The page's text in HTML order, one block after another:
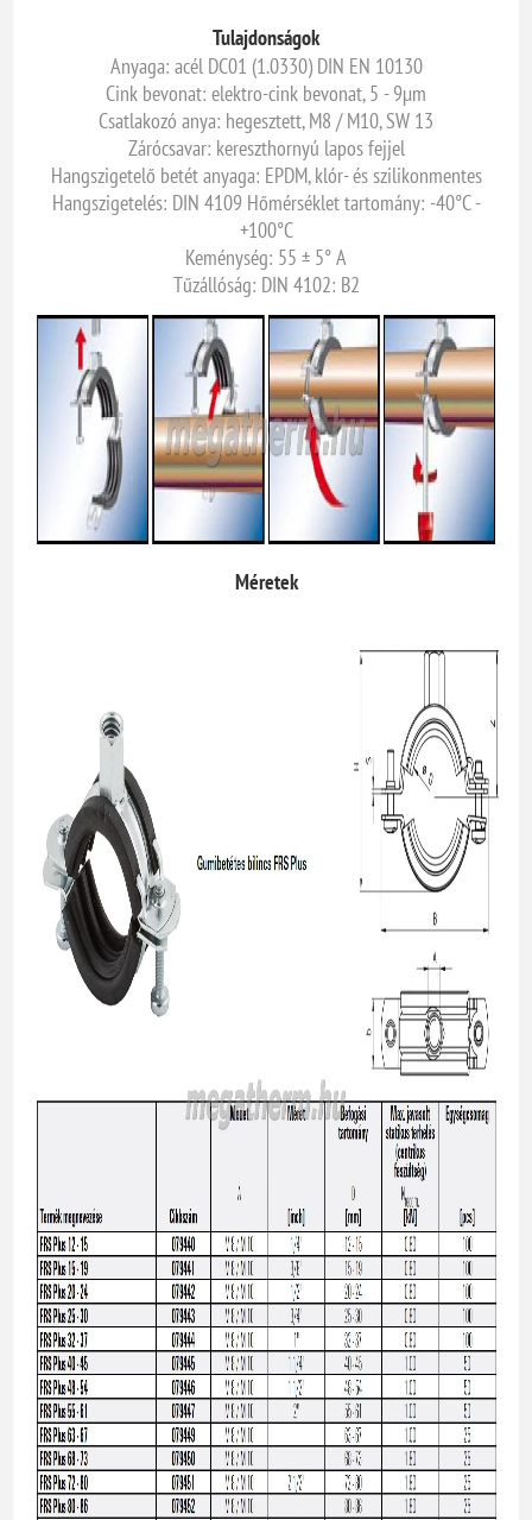
Tulajdonságok
Anyaga: acél DC01 (1.0330) DIN EN 10130
Cink bevonat: elektro-cink bevonat, 5 - 9µm
Csatlakozó anya: hegesztett, M8 / M10, SW 13
Zárócsavar: kereszthornyú lapos fejjel
Hangszigetelő betét anyaga: EPDM, klór- és szilikonmentes
Hangszigetelés: DIN 4109 Hőmérséklet tartomány: -40°C -
+100°C
Keménység: 55 ± 5° A
Tűzállóság: DIN 4102: B2
Méretek